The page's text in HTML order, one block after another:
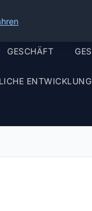
GESCHÄFT
ENTWICKLUNG